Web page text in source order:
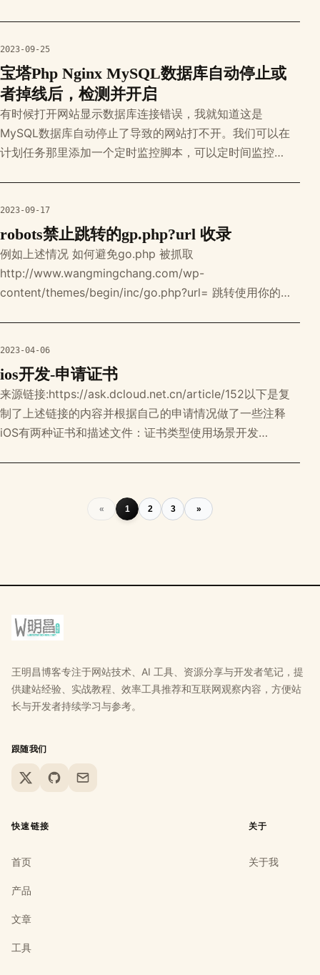
2023-09-25
宝塔Php Nginx MySQL数据库自动停止或
者掉线后，检测并开启
有时候打开网站显示数据库连接错误，我就知道这是
MySQL数据库自动停止了导致的网站打不开。我们可以在
计划任务那里添加一个定时监控脚本，可以定时间监控
说明网站可能遭遇到了小规模cc攻击，数据库或者服务器内
存承受不住而掉线了。人总是精力有限，不
2023-09-17
robots禁止跳转的gp.php?url 收录
例如上述情况 如何避免go.php 被抓取
http://www.wangmingchang.com/wp-
content/themes/begin/inc/go.php?url= 跳转使用你的域
2023-04-06
ios开发-申请证书
来源链接:https://ask.dcloud.net.cn/article/152以下是复
制了上述链接的内容并根据自己的申请情况做了一些注释
iOS有两种证书和描述文件：证书类型使用场景开发
« 1 2 3 »
王明昌博客专注于网站技术、AI 工具、资源分享与开发者笔记，提
供建站经验、实战教程、效率工具推荐和互联网观察内容，方便站
长与开发者持续学习与参考。
跟随我们
X GitHubEmail
快速链接
首页
产品
文章
工具
关于
关于我